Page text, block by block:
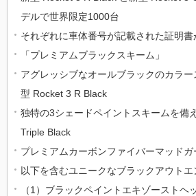
デルで世界限定1000台
それぞれに車体番号が記載された証明書
「プレミアムブラックスキーム」
アグレッシブなオールブラックのカラ
型 Rocket 3 R Black
独特の3シェードペイントスキームを備
Triple Black
プレミアムカーボンファイバーマッドガ
以下を含むユニークなブラックアウト
（1）ブラックペイントエキゾーストヘ